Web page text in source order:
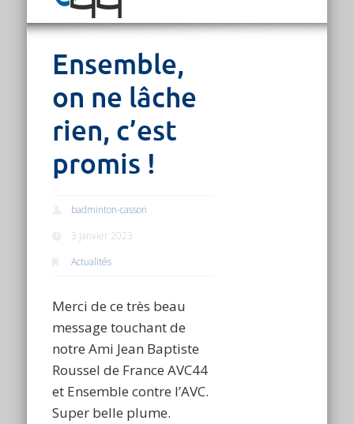
Ensemble,
on ne lâche
rien, c’est
promis !
badminton-casson
3 janvier 2023
Actualités
Merci de ce très beau
message touchant de
notre Ami Jean Baptiste
Roussel de France AVC44
et Ensemble contre l’AVC.
Super belle plume.